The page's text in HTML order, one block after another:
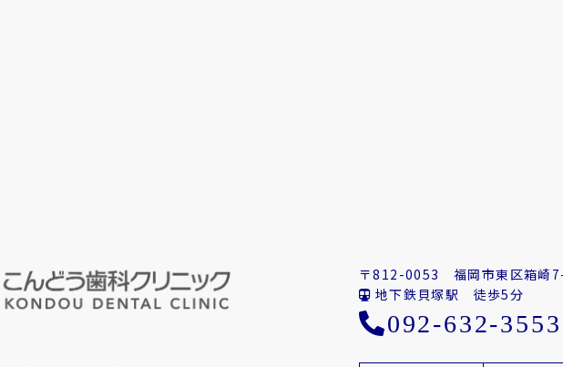
〒812-0053福岡市東区箱崎
地下鉄貝塚駅 徒歩5分
092-632-3553